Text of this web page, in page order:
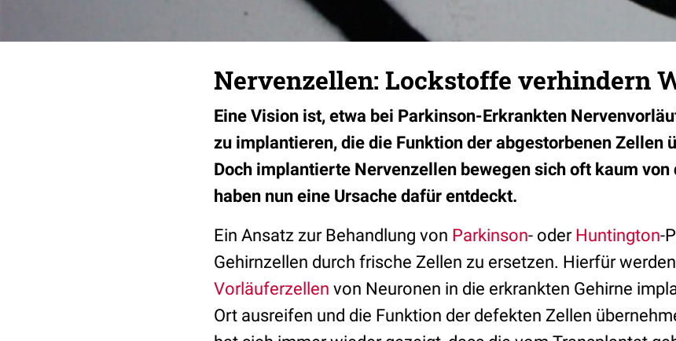
Nervenzellen: Lockstoffe verhindern
Eine Vision ist, etwa bei Parkinson-Erkrankten
zu implantieren, die die Funktion der abgestorbenen Zellen
Doch implantierte Nervenzellen bewegen sich oft kaum von
haben nun eine Ursache dafür entdeckt.
Ein Ansatz zur Behandlung von Parkinson- oder Huntington-
Gehirnzellen durch frische Zellen zu ersetzen. Hierfür
Vorläuferzellen von Neuronen in die erkrankten Gehirne
Ort ausreifen und die Funktion der defekten Zellen